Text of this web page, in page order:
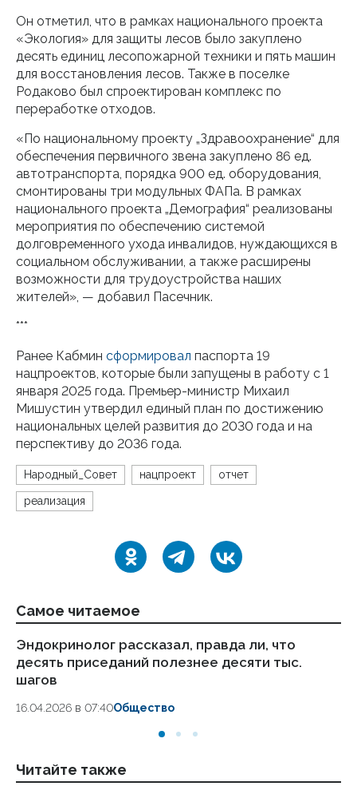
Он отметил, что в рамках национального проекта
«Экология» для защиты лесов было закуплено
десять единиц лесопожарной техники и пять машин
для восстановления лесов. Также в поселке
Родаково был спроектирован комплекс по
переработке отходов.
«По национальному проекту „Здравоохранение“ для
обеспечения первичного звена закуплено 86 ед.
автотранспорта, порядка 900 ед. оборудования,
смонтированы три модульных ФАПа. В рамках
национального проекта „Демография“ реализованы
мероприятия по обеспечению системой
долговременного ухода инвалидов, нуждающихся в
социальном обслуживании, а также расширены
возможности для трудоустройства наших
жителей», — добавил Пасечник.
***
Ранее Кабмин сформировал паспорта 19
нацпроектов, которые были запущены в работу с 1
января 2025 года. Премьер-министр Михаил
Мишустин утвердил единый план по достижению
национальных целей развития до 2030 года и на
перспективу до 2036 года.
Народный_Совет нацпроект отчет
реализация
Самое читаемое
Эндокринолог рассказал, правда ли, что
десять приседаний полезнее десяти тыс.
шагов
16.04.2026 в 07:40Общество
Читайте также